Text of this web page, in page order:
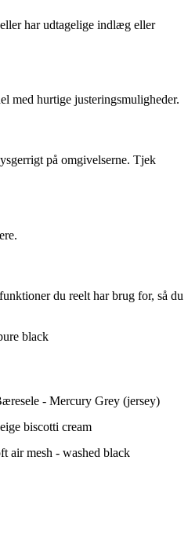
har udtagelige indlæg eller
med hurtige justeringsmuligheder.
på omgivelserne. Tjek
du reelt har brug for, så du
black
- Mercury Grey (jersey)
biscotti cream
air mesh - washed black